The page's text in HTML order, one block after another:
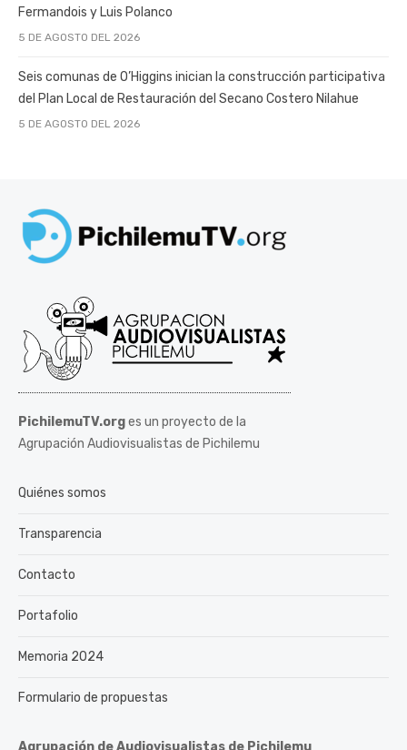
Fermandois y Luis Polanco
5 DE AGOSTO DEL 2026
Seis comunas de O’Higgins inician la construcción participativa
del Plan Local de Restauración del Secano Costero Nilahue
5 DE AGOSTO DEL 2026
PichilemuTV.orges un proyecto de la
Agrupación Audiovisualistas de Pichilemu
Quiénes somos
Transparencia
Contacto
Portafolio
Memoria 2024
Formulario de propuestas
Agrupación de Audiovisualistas de Pichilemu